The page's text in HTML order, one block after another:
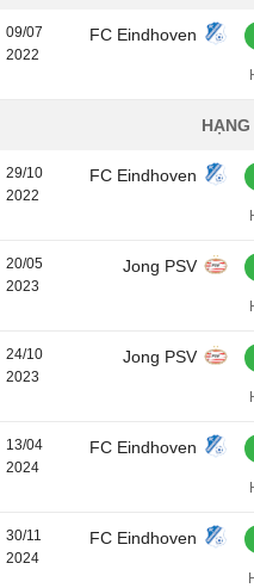
09/07
2022
FC Eindhoven
29/10
2022
FC Eindhoven
20/05
2023
Jong PSV
24/10
2023
Jong PSV
13/04
2024
FC Eindhoven
30/11
2024
FC Eindhoven